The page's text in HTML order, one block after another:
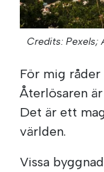
Credits: Pexels;
För mig
Återlösaren
Det är ett
världen.
Vissa